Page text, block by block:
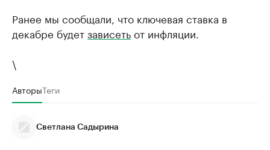
Ранее мы сообщали, что ключевая ставка в
декабре будетзависетьот инфляции.
\
АвторыТеги
Светлана Садырина